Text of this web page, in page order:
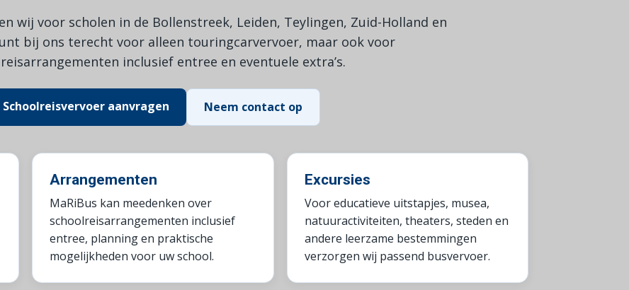
wij voor scholen in de Bollenstreek, Leiden, Teylingen, Zuid-Holland en
bij ons terecht voor alleen touringcarvervoer, maar ook voor
inclusief entree en eventuele extra’s.
Schoolreisvervoer aanvragen Neem contact op
Arrangementen
MaRiBus kan meedenken over
schoolreisarrangementen inclusief
entree, planning en praktische
mogelijkheden voor uw school.
Excursies
Voor educatieve uitstapjes, musea,
natuuractiviteiten, theaters, steden en
andere leerzame bestemmingen
verzorgen wij passend busvervoer.